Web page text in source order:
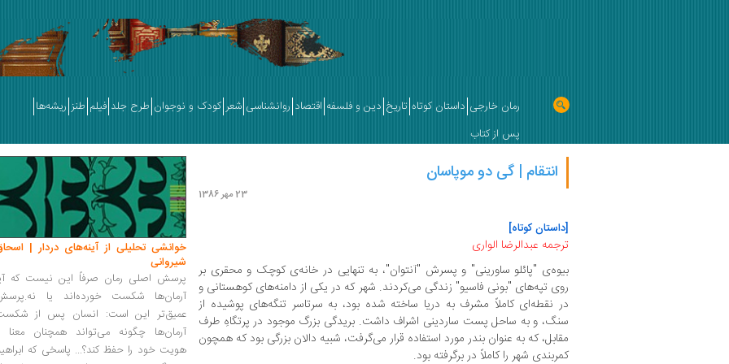
رمان خارجی داستان کوتاه تاریخ دین و فلسفه اقتصاد روانشناسی شعر کودک و نوجوان طرح جلد فیلم طنز ریشه‌ها
پس از کتاب
انتقام | گی دو موپاسان
23 مهر 1386
[داستان کوتاه]
ترجمه عبدالرضا الواری
بیوه‌ی "پائلو ساورینی" و پسرش "آنتوان"، به تنهایی در خانه‌ی کوچک و محقری بر
روی تپه‌های "بونی فاسیو" زندگی می‌کردند. شهر که در یکی از دامنه‌های کوهستانی و
در نقطه‌ای کاملاً مشرف به دریا ساخته شده بود، به سرتاسر تنگه‌های پوشیده از
سنگ، و به ساحل پست ساردینی اشراف داشت. بریدگی بزرگ موجود در پرتگاهِ طرف
مقابل، که به عنوان بندر مورد استفاده قرار می‌گرفت، شبیه دالان بزرگی بود که همچون
کمربندی شهر را کاملاً در برگرفته بود.
خوانشی تحلیلی از آینه‌های دردار |
شیروانی
پرسش اصلی رمان صرفاً این نیست که
آرمان‌ها شکست خورده‌اند یا
عمیق‌تر این است: انسان پس از
آرمان‌ها چگونه می‌تواند همچنان معنا
هویت خود را حفظ کند؟... پاسخی که